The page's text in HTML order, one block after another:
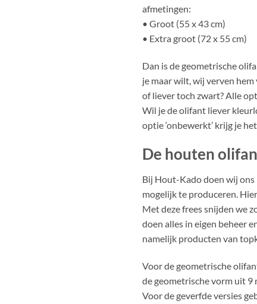
afmetingen:
• Groot (55 x 43 cm)
• Extra groot (72 x 55 cm)
Dan is de geometrische
je maar wilt, wij verven
of liever toch zwart? Alle
Wil je de olifant liever
optie ‘onbewerkt’ krijg je
De houten
Bij Hout-Kado doen wij
mogelijk te produceren.
Met deze frees snijden we
doen alles in eigen beheer
namelijk producten van
Voor de geometrische
de geometrische vorm uit
Voor de geverfde versies